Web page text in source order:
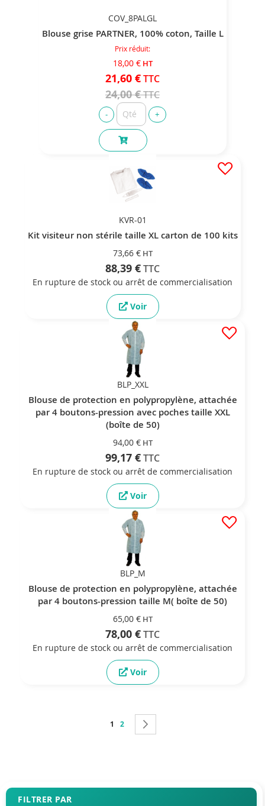
COV_8PALGL
Blouse grise PARTNER, 100% coton, Taille L
Prix réduit
18,00 €
21,60 €
24,00 €
KVR-01
Kit visiteur non stérile taille XL carton de 100 kits
73,66 €
88,39 €
En rupture de stock ou arrêt de commercialisation
Voir
BLP_XXL
Blouse de protection en polypropylène, attachée
par 4 boutons-pression avec poches taille XXL
(boîte de 50)
94,00 €
99,17 €
En rupture de stock ou arrêt de commercialisation
Voir
BLP_M
Blouse de protection en polypropylène, attachée
par 4 boutons-pression taille M( boîte de 50)
65,00 €
78,00 €
En rupture de stock ou arrêt de commercialisation
Voir
Page
Vous lisez actuellement la page
1 Page
2
FILTRER PAR